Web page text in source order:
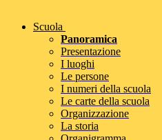
Scuola
Panoramica
Presentazione
I luoghi
Le persone
I numeri della scuola
Le carte della scuola
Organizzazione
La storia